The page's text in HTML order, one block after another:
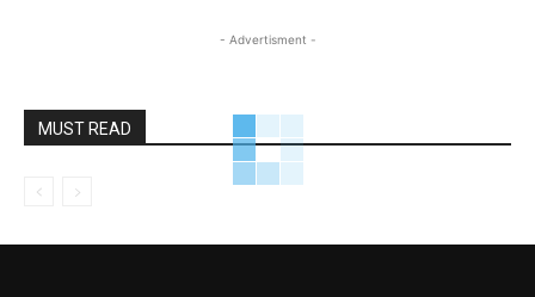
- Advertisment -
MUST READ